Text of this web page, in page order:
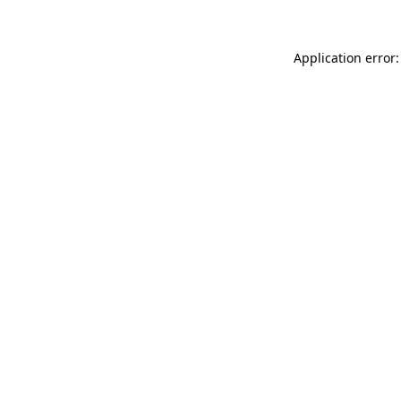
Application